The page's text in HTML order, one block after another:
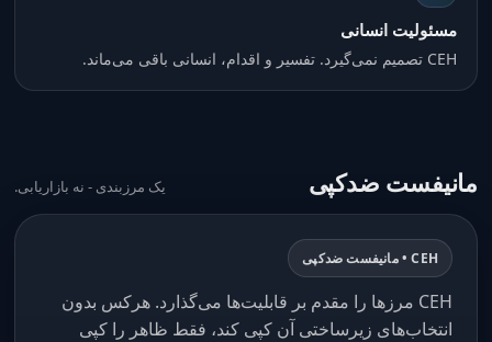
مسئولیت انسانی
CEH تصمیم نمی‌گیرد. تفسیر و اقدام، انسانی باقی می‌ماند.
مانیفست ضدکپی یک مرزبندی - نه بازاریابی.
CEH • مانیفست ضدکپی
CEH مرزها را مقدم بر قابلیت‌ها می‌گذارد. هرکس بدون
انتخاب‌های زیرساختی آن کپی کند، فقط ظاهر را کپی